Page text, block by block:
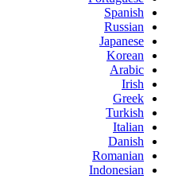
Spanish
Russian
Japanese
Korean
Arabic
Irish
Greek
Turkish
Italian
Danish
Romanian
Indonesian